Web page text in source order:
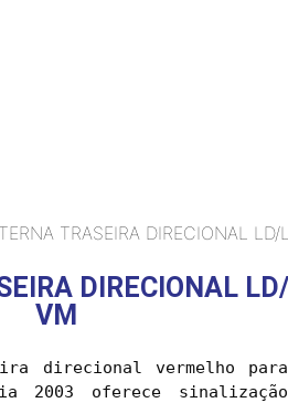
TRASEIRA DIRECIONAL LD/
DIRECIONAL
VM
direcional vermelho para
2003 oferece sinalização